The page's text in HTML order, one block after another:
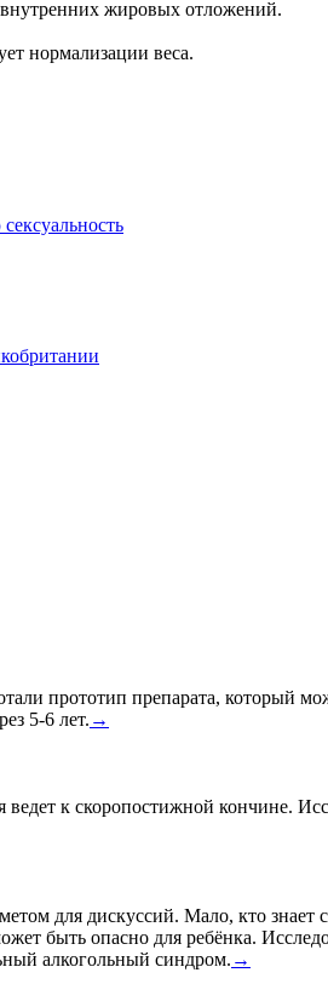
внутренних жировых отложений.
нормализации веса.
прототип препарата, который
5-6 лет. →
к скоропостижной кончине.
для дискуссий. Мало, кто
быть опасно для ребёнка.
алкогольный синдром. →